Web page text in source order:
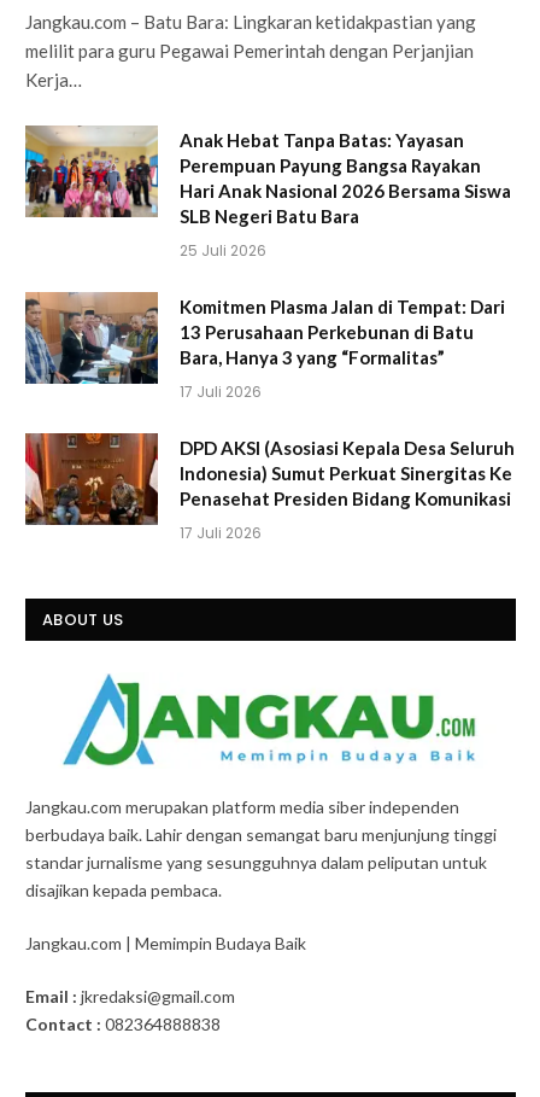
Jangkau.com – Batu Bara: Lingkaran ketidakpastian yang
melilit para guru Pegawai Pemerintah dengan Perjanjian
Kerja…
Anak Hebat Tanpa Batas: Yayasan
Perempuan Payung Bangsa Rayakan
Hari Anak Nasional 2026 Bersama Siswa
SLB Negeri Batu Bara
25 Juli 2026
Komitmen Plasma Jalan di Tempat: Dari
13 Perusahaan Perkebunan di Batu
Bara, Hanya 3 yang “Formalitas”
17 Juli 2026
DPD AKSI (Asosiasi Kepala Desa Seluruh
Indonesia) Sumut Perkuat Sinergitas Ke
Penasehat Presiden Bidang Komunikasi
17 Juli 2026
ABOUT US
Jangkau.com merupakan platform media siber independen
berbudaya baik. Lahir dengan semangat baru menjunjung tinggi
standar jurnalisme yang sesungguhnya dalam peliputan untuk
disajikan kepada pembaca.
Jangkau.com | Memimpin Budaya Baik
Email : jkredaksi@gmail.com
Contact : 082364888838